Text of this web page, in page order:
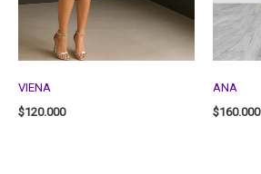
VIENA
$120.000
ANA
$160.000